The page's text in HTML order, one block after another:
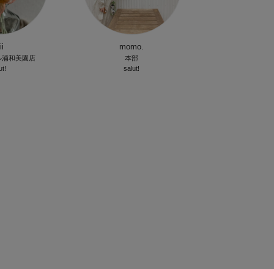
和美園店
momo.
本部
salut!